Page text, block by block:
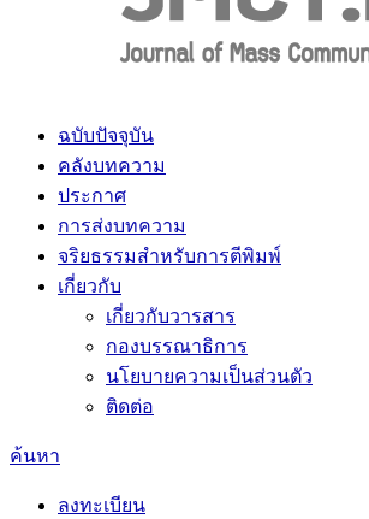
ฉบับปัจจุบัน
คลังบทความ
ประกาศ
การส่งบทความ
จริยธรรมสำหรับการตีพิมพ์
เกี่ยวกับ
เกี่ยวกับวารสาร
กองบรรณาธิการ
นโยบายความเป็นส่วนตัว
ติดต่อ
ค้นหา
ลงทะเบียน